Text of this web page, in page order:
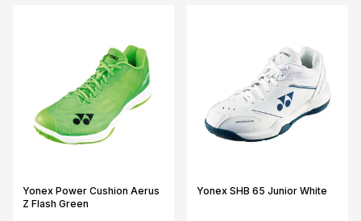
Yonex Power Cushion Aerus
Z Flash Green
Yonex SHB 65 Junior White